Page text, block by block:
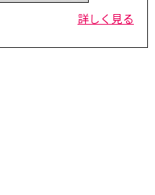
詳しく見る